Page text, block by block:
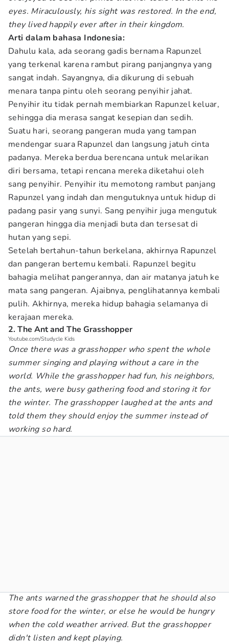
eyes. Miraculously, his sight was restored. In the end,
they lived happily ever after in their kingdom.
Arti dalam bahasa Indonesia:
Dahulu kala, ada seorang gadis bernama Rapunzel
yang terkenal karena rambut pirang panjangnya yang
sangat indah. Sayangnya, dia dikurung di sebuah
menara tanpa pintu oleh seorang penyihir jahat.
Penyihir itu tidak pernah membiarkan Rapunzel keluar,
sehingga dia merasa sangat kesepian dan sedih.
Suatu hari, seorang pangeran muda yang tampan
mendengar suara Rapunzel dan langsung jatuh cinta
padanya. Mereka berdua berencana untuk melarikan
diri bersama, tetapi rencana mereka diketahui oleh
sang penyihir. Penyihir itu memotong rambut panjang
Rapunzel yang indah dan mengutuknya untuk hidup di
padang pasir yang sunyi. Sang penyihir juga mengutuk
pangeran hingga dia menjadi buta dan tersesat di
hutan yang sepi.
Setelah bertahun-tahun berkelana, akhirnya Rapunzel
dan pangeran bertemu kembali. Rapunzel begitu
bahagia melihat pangerannya, dan air matanya jatuh ke
mata sang pangeran. Ajaibnya, penglihatannya kembali
pulih. Akhirnya, mereka hidup bahagia selamanya di
kerajaan mereka.
2. The Ant and The Grasshopper
Youtube.com/Studycle Kids
Once there was a grasshopper who spent the whole
summer singing and playing without a care in the
world. While the grasshopper had fun, his neighbors,
the ants, were busy gathering food and storing it for
the winter. The grasshopper laughed at the ants and
told them they should enjoy the summer instead of
working so hard.
The ants warned the grasshopper that he should also
store food for the winter, or else he would be hungry
when the cold weather arrived. But the grasshopper
didn't listen and kept playing.